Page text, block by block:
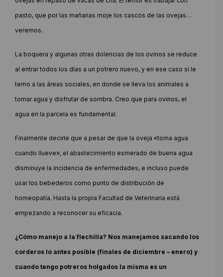
pasto, que por las mañanas moje los cascos de las ovejas…
veremos.
La boquera y algunas otras dolencias de los ovinos se reduce
al entrar todos los días a un potrero nuevo, y en ese caso sí le
temo a las áreas sociales, en donde se lleva los animales a
tomar agua y disfrutar de sombra. Creo que para ovinos, el
agua en la parcela es fundamental.
Finalmente decirle que a pesar de que la oveja «toma agua
cuando llueve», el abastecimiento esmerado de buena agua
disminuye la incidencia de enfermedades, e incluso puede
usar los bebederos como punto de distribución de
homeopatía. Hasta la propia Facultad de Veterinaria está
empezando a reconocer su eficacia.
¿Cómo manejo a la flechilla? Nos manejamos sacando los
corderos lo antes posible (finales de diciembre – enero) y
cuando tengo potreros holgados la misma es un